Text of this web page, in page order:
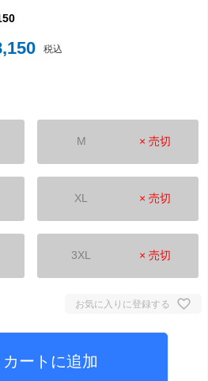
税込
M × 売切
XL × 売切
3XL × 売切
お気に入りに登録する
カートに追加